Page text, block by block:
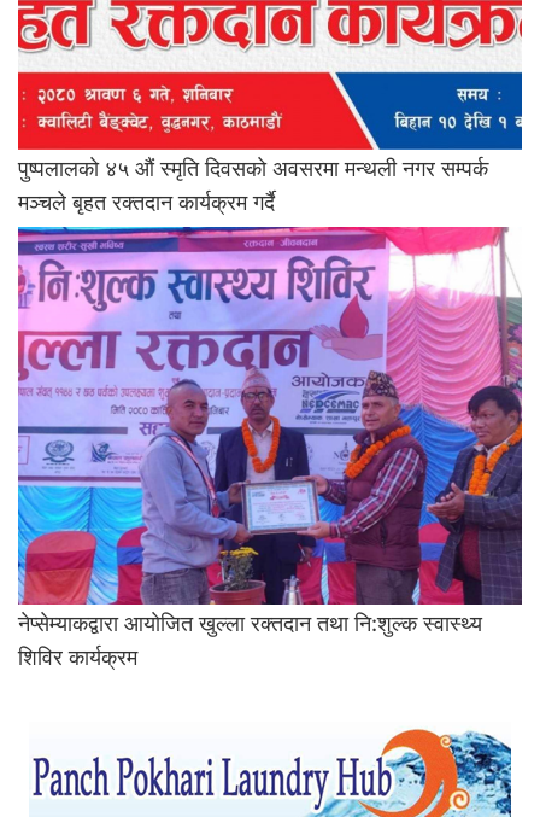
पुष्पलालकाे ४५ औं स्मृति दिवसकाे अवसरमा मन्थली नगर सम्पर्क
मञ्चले बृहत रक्तदान कार्यक्रम गर्दै
नेप्सेम्याकद्वारा आयाेजित खुल्ला रक्तदान तथा नि:शुल्क स्वास्थ्य
शिविर कार्यक्रम